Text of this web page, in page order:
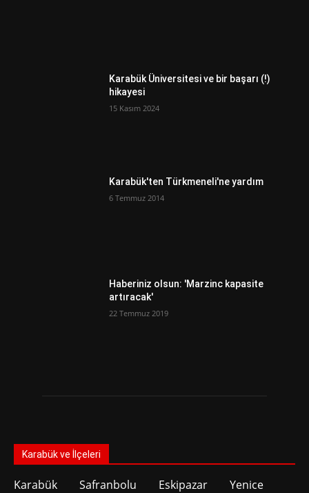
Karabük Üniversitesi ve bir başarı (!)
hikayesi
15 Kasım 2024
Karabük'ten Türkmeneli'ne yardım
6 Temmuz 2014
Haberiniz olsun: 'Marzinc kapasite
artıracak'
22 Temmuz 2019
Karabük ve İlçeleri
Karabük Safranbolu Eskipazar
Yenice